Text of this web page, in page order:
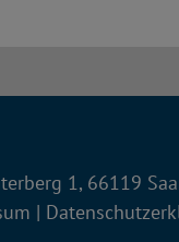
1, 66119
|